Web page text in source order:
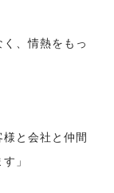
、情熱をもっ
と会社と仲間
」